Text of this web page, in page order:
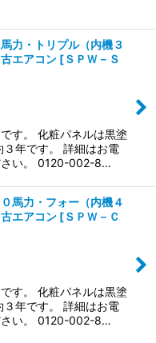
力・トリプル（内機３
エアコン [ＳＰＷ－Ｓ
す。 化粧パネルは黒塗
年です。 詳細はお電
さい。 0120-002-8…
馬力・フォー（内機４
エアコン [ＳＰＷ－Ｃ
す。 化粧パネルは黒塗
年です。 詳細はお電
さい。 0120-002-8…